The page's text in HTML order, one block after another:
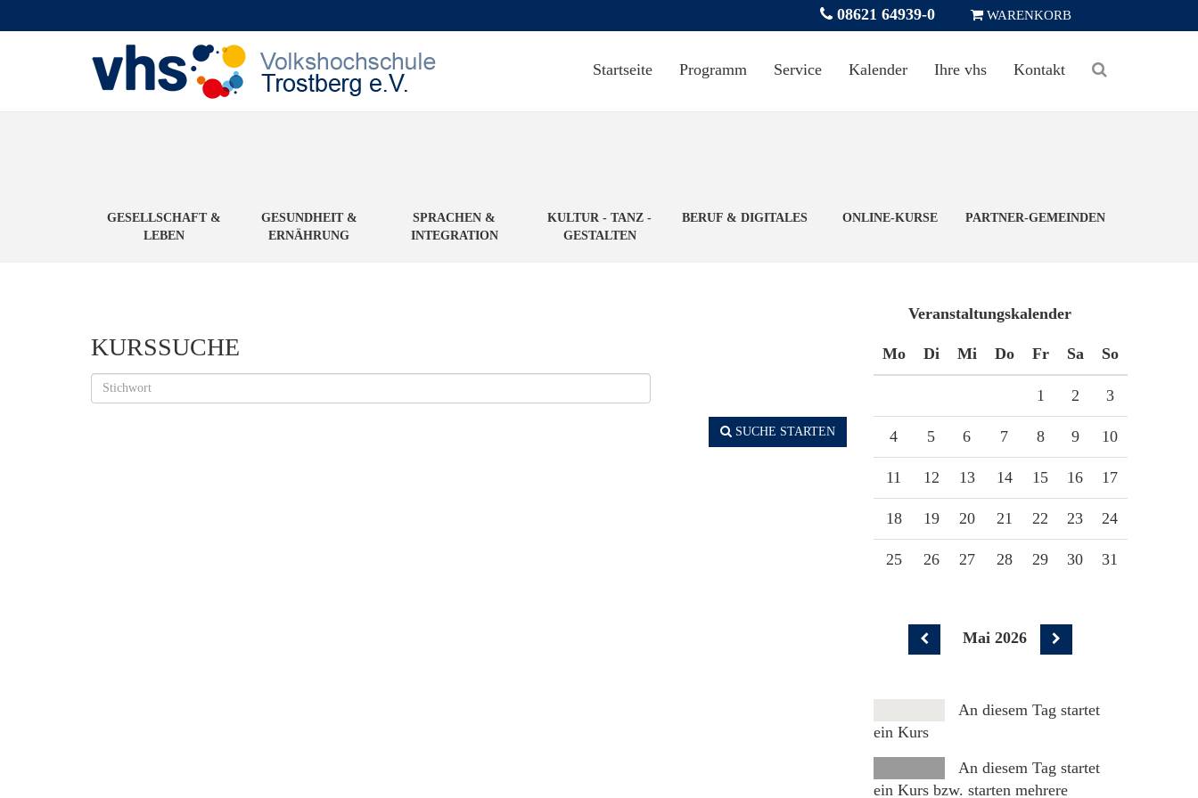
08621 64939-0 WARENKORB
Startseite Programm Service Kalender Ihre vhs Kontakt
GESELLSCHAFT &
LEBEN
GESUNDHEIT &
ERNÄHRUNG
SPRACHEN &
INTEGRATION
KULTUR - TANZ -
GESTALTEN
BERUF & DIGITALES ONLINE-KURSE PARTNER-GEMEINDEN
KURSSUCHE
SUCHE STARTEN
Veranstaltungskalender
Mo Di Mi Do Fr Sa So
1 2 3
4 5 6 7 8 9 10
11 12 13 14 15 16 17
18 19 20 21 22 23 24
25 26 27 28 29 30 31
Mai 2026
An diesem Tag startet
ein Kurs
An diesem Tag startet
ein Kurs bzw. starten mehrere